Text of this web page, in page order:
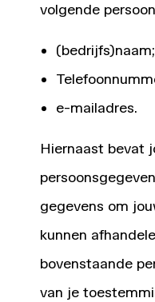
volgende
(bedrijfs)naam;
e-mailadres.
Hiernaast bevat
gegevens om
kunnen
bovenstaande
van je